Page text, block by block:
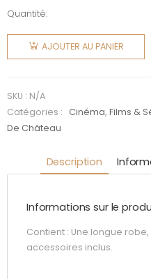
Quantité:
quantité
Bridgerton
Duchesse
Baroque
AJOUTER AU PANIER
SKU : N/A
Catégories :
Cinéma,Films &
De Château
Description
Informations sur le
Contient : Une longue
accessoires inclus.